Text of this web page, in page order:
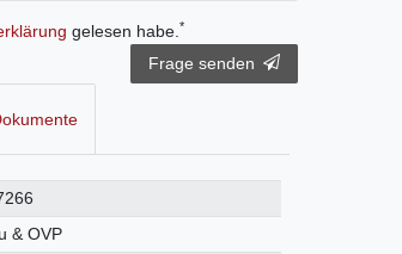
gelesen habe.*
Frage senden
& OVP